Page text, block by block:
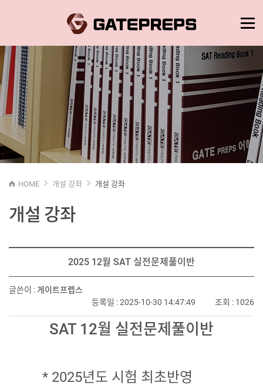
HOME 개설 강좌 개설 강좌
개설 강좌
2025 12월 SAT 실전문제풀이반
글쓴이 : 게이트프렙스
등록일 : 2025-10-30 14:47:49
조회 : 1026
SAT 12월 실전문제풀이반
* 2025년도 시험 최초반영